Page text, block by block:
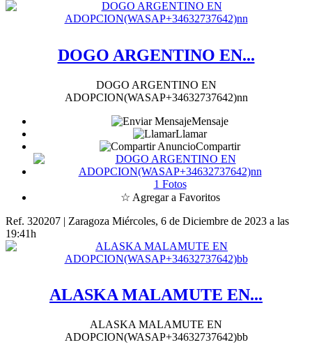
DOGO ARGENTINO EN...
DOGO ARGENTINO EN
ADOPCION(WASAP+34632737642)nn
Mensaje
Llamar
Compartir
1 Fotos
☆ Agregar a Favoritos
Ref. 320207 | Zaragoza Miércoles, 6 de Diciembre de 2023 a las
19:41h
ALASKA MALAMUTE EN...
ALASKA MALAMUTE EN
ADOPCION(WASAP+34632737642)bb